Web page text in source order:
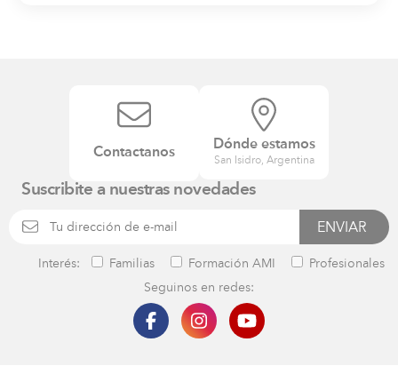
Contactanos
Dónde estamos
San Isidro, Argentina
Suscribite a nuestras novedades
Interés: Familias Formación AMI
Profesionales
Seguinos en redes: